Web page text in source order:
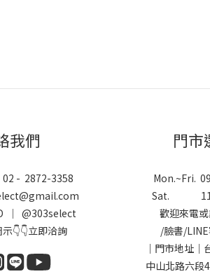
我們
- 2872-3358
｜ @303select
👇👇立即洽詢
門市
Mon.~Fri.
Sat.
歡迎來電
/臉書/LINE
｜門市地址｜
中山北路六段